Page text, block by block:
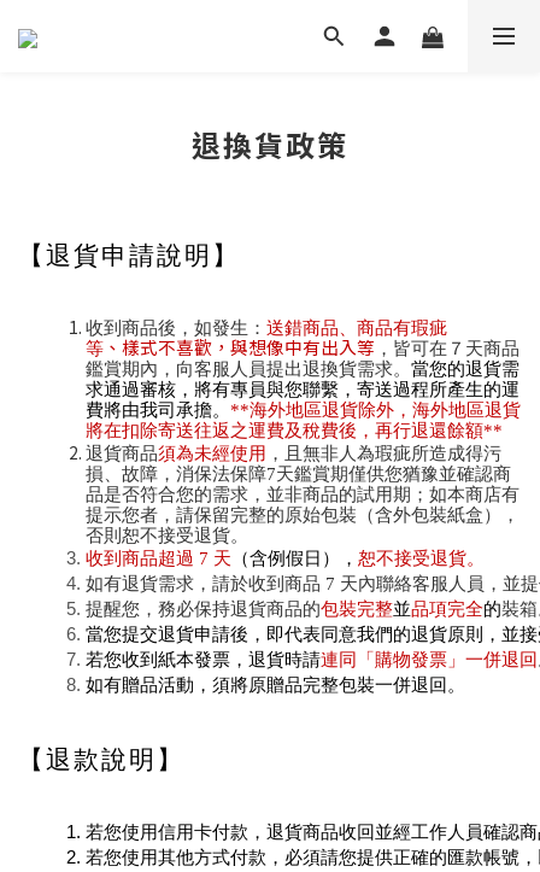
退換貨政策
【退貨申請說明】
收到商品後，如發生： 送錯商品、商品有瑕疵
等 、 樣式不喜歡，與想像中有出入等 ，皆可在７天商品
鑑賞期內，向客服人員提出退換貨需求。 當您的退貨需
求通過審核，將有專員與您聯繫，寄送過程所產生的運
費將由我司承擔。 **海外地區退貨除外，海外地區退貨
將在扣除寄送往返之運費及稅費後，再行退還餘額**
退貨商品須為未經使用 ，且無非人為瑕疵所造成得污
損、故障，消保法保障7天鑑賞期僅供您猶豫並確認商
品是否符合您的需求，並非商品的試用期；如本商店有
提示您者，請保留完整的原始包裝（含外包裝紙盒），
否則恕不接受退貨。
收到商品超過 7 天 （含例假日）， 恕不接受退貨。
如有退貨需求，請於收到商品 7 天內聯絡客服人員，並
提醒您，務必保持退貨商品的包裝完整並品項完全的裝
當您提交退貨申請後，即代表同意我們的退貨原則，並
若您收到紙本發票，退貨時請連同「購物發票」一併退回
如有贈品活動，須將原贈品完整包裝一併退回。
【退款說明】
若您使用信用卡付款，退貨商品收回並經工作人員確認
若您使用其他方式付款，必須請您提供正確的匯款帳號